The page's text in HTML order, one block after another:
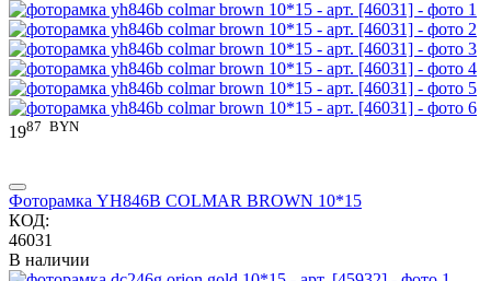
1987 BYN
Фоторамка YH846B COLMAR BROWN 10*15
КОД:
46031
В наличии